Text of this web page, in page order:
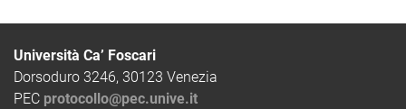
Università Ca’ Foscari
Dorsoduro 3246, 30123 Venezia
PEC protocollo@pec.unive.it